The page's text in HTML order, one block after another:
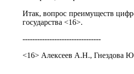
Итак, вопрос преимуществ
государства <16>.
--------------------------------
<16> Алексеев А.Н., Гнездова